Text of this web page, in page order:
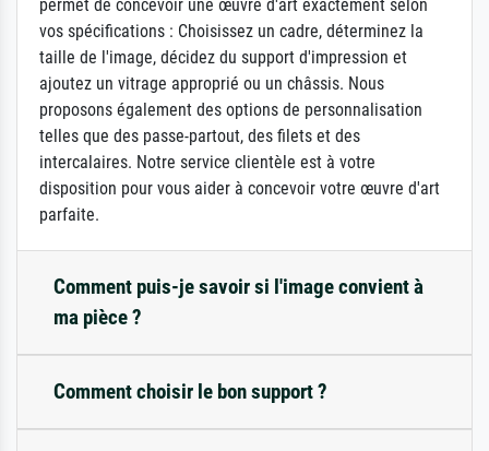
permet de concevoir une œuvre d'art exactement selon
vos spécifications : Choisissez un cadre, déterminez la
taille de l'image, décidez du support d'impression et
ajoutez un vitrage approprié ou un châssis. Nous
proposons également des options de personnalisation
telles que des passe-partout, des filets et des
intercalaires. Notre service clientèle est à votre
disposition pour vous aider à concevoir votre œuvre d'art
parfaite.
Comment puis-je savoir si l'image convient à
ma pièce ?
Comment choisir le bon support ?